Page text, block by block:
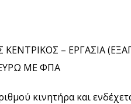
– ΕΡΓΑΣΙΑ
ΜΕ ΦΠΑ
κινητήρα και